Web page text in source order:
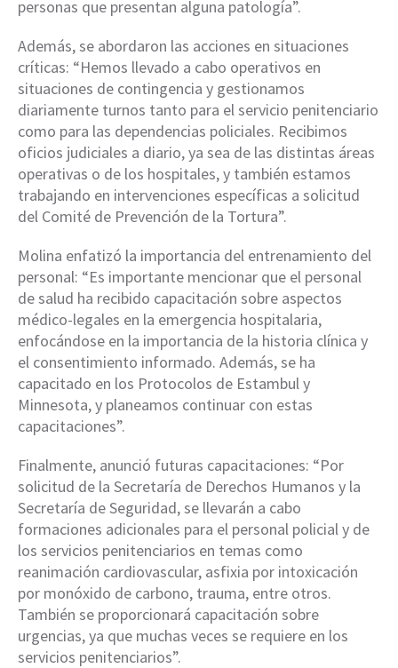
personas que presentan alguna patología”.
Además, se abordaron las acciones en situaciones
críticas: “Hemos llevado a cabo operativos en
situaciones de contingencia y gestionamos
diariamente turnos tanto para el servicio penitenciario
como para las dependencias policiales. Recibimos
oficios judiciales a diario, ya sea de las distintas áreas
operativas o de los hospitales, y también estamos
trabajando en intervenciones específicas a solicitud
del Comité de Prevención de la Tortura”.
Molina enfatizó la importancia del entrenamiento del
personal: “Es importante mencionar que el personal
de salud ha recibido capacitación sobre aspectos
médico-legales en la emergencia hospitalaria,
enfocándose en la importancia de la historia clínica y
el consentimiento informado. Además, se ha
capacitado en los Protocolos de Estambul y
Minnesota, y planeamos continuar con estas
capacitaciones”.
Finalmente, anunció futuras capacitaciones: “Por
solicitud de la Secretaría de Derechos Humanos y la
Secretaría de Seguridad, se llevarán a cabo
formaciones adicionales para el personal policial y de
los servicios penitenciarios en temas como
reanimación cardiovascular, asfixia por intoxicación
por monóxido de carbono, trauma, entre otros.
También se proporcionará capacitación sobre
urgencias, ya que muchas veces se requiere en los
servicios penitenciarios”.